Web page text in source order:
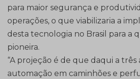
para maior segurança e
operações, o que viabilizaria a
desta tecnologia no Brasil para a
pioneira.
“A projeção é de que daqui a três
automação em caminhões e